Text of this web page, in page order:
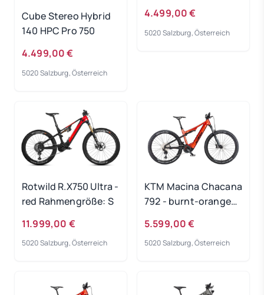
Cube Stereo Hybrid
140 HPC Pro 750
4.499,00 €
5020 Salzburg, Österreich
Rahmengröße: L
4.499,00 €
5020 Salzburg, Österreich
Rotwild R.X750 Ultra -
red Rahmengröße: S
11.999,00 €
5020 Salzburg, Österreich
KTM Macina Chacana
792 - burnt-orange
5.599,00 €
5020 Salzburg, Österreich